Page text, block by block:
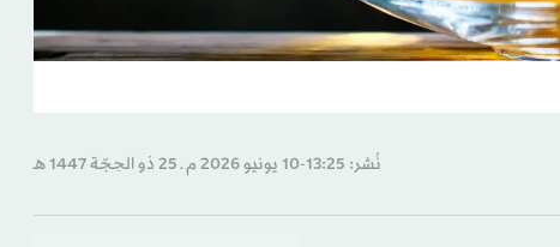
نُشر: 13:25-10 يونيو 2026 م ـ 25 ذو الحِجّة 1447 هـ